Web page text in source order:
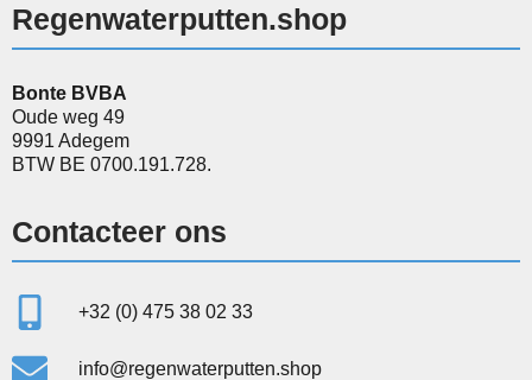
Regenwaterputten.shop
Bonte BVBA
Oude weg 49
9991 Adegem
BTW BE 0700.191.728.
Contacteer ons
+32 (0) 475 38 02 33
info@regenwaterputten.shop